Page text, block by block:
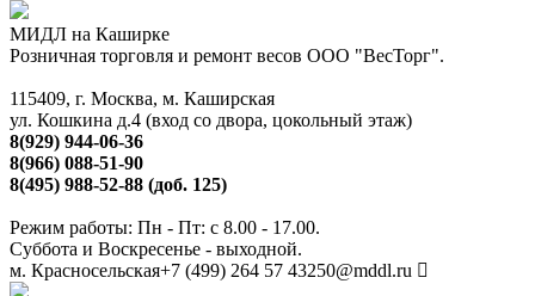
МИДЛ на Каширке
Розничная торговля и ремонт весов ООО "ВесТорг".
115409, г. Москва, м. Каширская
ул. Кошкина д.4 (вход со двора, цокольный этаж)
8(929) 944-06-36
8(966) 088-51-90
8(495) 988-52-88 (доб. 125)
Режим работы: Пн - Пт: с 8.00 - 17.00.
Суббота и Воскресенье - выходной.
м. Красносельская+7 (499) 264 57 43250@mddl.ru